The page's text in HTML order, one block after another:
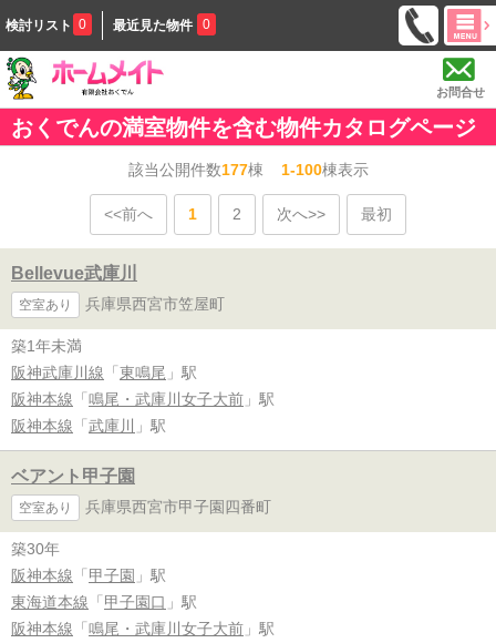
検討リスト 0 最近見た物件 0
お問合せ
おくでんの満室物件を含む物件カタログページ
該当公開件数177棟 1-100棟表示
<<前へ 1 2 次へ>> 最初
Bellevue武庫川
空室あり 兵庫県西宮市笠屋町
築1年未満
阪神武庫川線 「 東鳴尾 」駅
阪神本線 「 鳴尾・武庫川女子大前 」駅
阪神本線 「 武庫川 」駅
ベアント甲子園
空室あり 兵庫県西宮市甲子園四番町
築30年
阪神本線 「 甲子園 」駅
東海道本線 「 甲子園口 」駅
阪神本線 「 鳴尾・武庫川女子大前 」駅